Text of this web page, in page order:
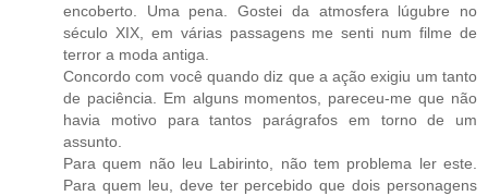
encoberto. Uma pena. Gostei da atmosfera lúgubre no
século XIX, em várias passagens me senti num filme de
terror a moda antiga.
Concordo com você quando diz que a ação exigiu um tanto
de paciência. Em alguns momentos, pareceu-me que não
havia motivo para tantos parágrafos em torno de um
assunto.
Para quem não leu Labirinto, não tem problema ler este.
Para quem leu, deve ter percebido que dois personagens